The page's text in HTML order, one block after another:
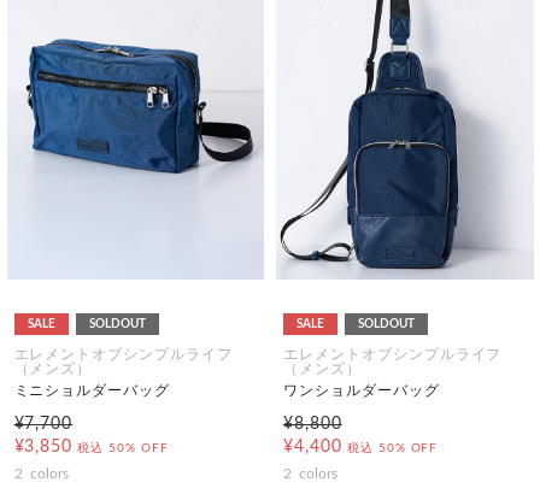
SALE SOLDOUT
エレメントオブシンプルライフ
（メンズ）
ミニショルダーバッグ
¥7,700
¥3,850 税込 50% OFF
2 colors
SALE SOLDOUT
エレメントオブシンプルライフ
（メンズ）
ワンショルダーバッグ
¥8,800
¥4,400 税込 50% OFF
2 colors